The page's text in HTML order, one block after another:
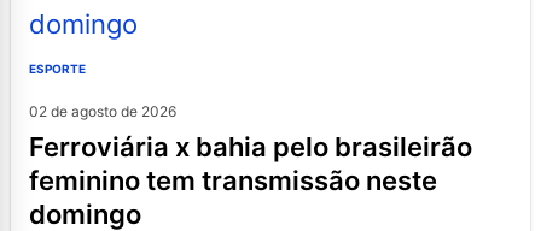
ESPORTE
02 de agosto de 2026
ferroviária x bahia pelo brasileirão
feminino tem transmissão neste
domingo